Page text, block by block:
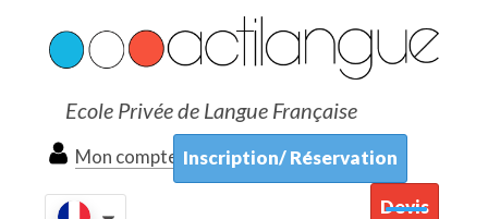
Ecole Privée de Langue Française
Mon compte Inscription/ Réservation
Devis